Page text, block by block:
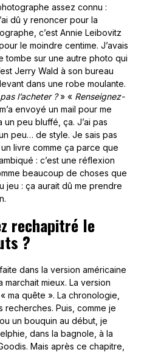
assez connu :
dû y renoncer pour la
c’est Annie Leibovitz
le moindre centime. J’avais
tombe sur une autre photo qui
Jerry Wald à son bureau
dans une robe moulante.
l’acheter ?» « Renseignez-
envoyé un mail pour me
un peu bluffé, ça. J’ai pas
peu… de style. Je sais pas
livre comme ça parce que
: c’est une réflexion
beaucoup de choses que
jeu : ça aurait dû me prendre
rechapitré le
?
dans la version américaine
marchait mieux. La version
ma quête ». La chronologie,
recherches. Puis, comme je
un bouquin au début, je
dans la bagnole, à la
Mais après ce chapitre,